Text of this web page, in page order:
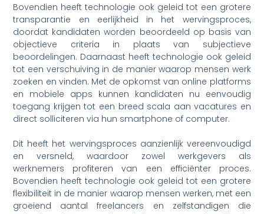
Bovendien heeft technologie ook geleid tot een grotere
transparantie en eerlijkheid in het wervingsproces,
doordat kandidaten worden beoordeeld op basis van
objectieve criteria in plaats van subjectieve
beoordelingen. Daarnaast heeft technologie ook geleid
tot een verschuiving in de manier waarop mensen werk
zoeken en vinden. Met de opkomst van online platforms
en mobiele apps kunnen kandidaten nu eenvoudig
toegang krijgen tot een breed scala aan vacatures en
direct solliciteren via hun smartphone of computer.
Dit heeft het wervingsproces aanzienlijk vereenvoudigd
en versneld, waardoor zowel werkgevers als
werknemers profiteren van een efficiënter proces.
Bovendien heeft technologie ook geleid tot een grotere
flexibiliteit in de manier waarop mensen werken, met een
groeiend aantal freelancers en zelfstandigen die